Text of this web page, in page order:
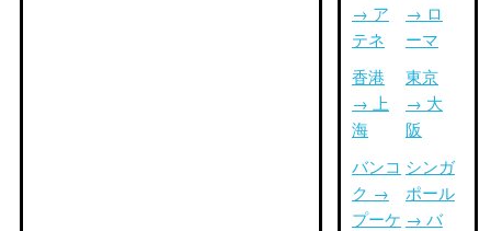
→ ア
テネ
香港
→ 上
海
バンコ
ク →
プーケ
→ ロ
ーマ
東京
→ 大
阪
シンガ
ポール
→ バ